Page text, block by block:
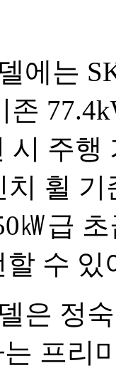
에는
존
시 주행
치 휠
㎾급
할 수
은 정
프리